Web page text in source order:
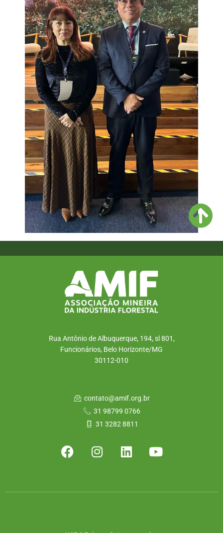
Rua Antônio de Albuquerque, 194, sl 801,
Funcionários, Belo Horizonte/MG
30112-010
contato@amif.org.br
31 98799 0766
31 3282 8811